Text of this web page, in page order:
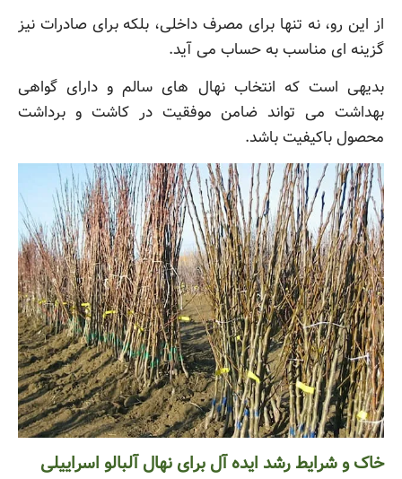
از این رو، نه تنها برای مصرف داخلی، بلکه برای صادرات نیز
گزینه ای مناسب به حساب می آید.
بدیهی است که انتخاب نهال های سالم و دارای گواهی
بهداشت می تواند ضامن موفقیت در کاشت و برداشت
محصول باکیفیت باشد.
خاک و شرایط رشد ایده آل برای نهال آلبالو اسراییلی